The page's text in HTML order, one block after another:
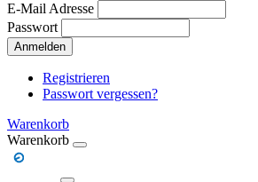
E-Mail Adresse
Passwort
Anmelden
Registrieren
Passwort vergessen?
Warenkorb
Warenkorb